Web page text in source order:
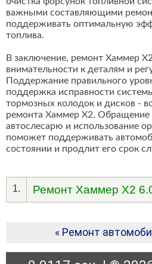
важными составляющими
поддерживать оптимальную
топлива.
В заключение, ремонт Хаммер
внимательности к деталям и
Поддержание правильного
поддержка исправности
тормозных колодок и дисков -
ремонта Хаммер Х2. Обращение
автослесарю и использование
поможет поддерживать
состоянии и продлит его срок
1. Ремонт Хаммер Х2
« Ремонт